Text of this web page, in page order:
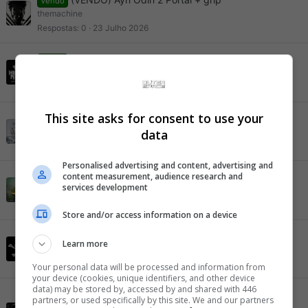
themachine
Respostas 0 23 Julho 2026
Jogos antigos de pc e de revistas 14 cds R$ 80
22 Julho 2026
[VENDO] RG35XX Plus da Anbernic
Compro [COMPRO] Jogos de Wii
GAMETA
Respostas
Vendido
okhulto
15 Julho 2026
Vendo
Video Game Portátil Dig Dug 03 em 1, Original
This site asks for consent to use your
data
Personalised advertising and content, advertising and
content measurement, audience research and
services development
Store and/or access information on a device
Learn more
Your personal data will be processed and information from
your device (cookies, unique identifiers, and other device
data) may be stored by, accessed by and shared with 446
partners, or used specifically by this site. We and our partners